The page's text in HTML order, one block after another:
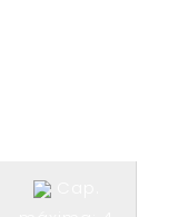
Cap.